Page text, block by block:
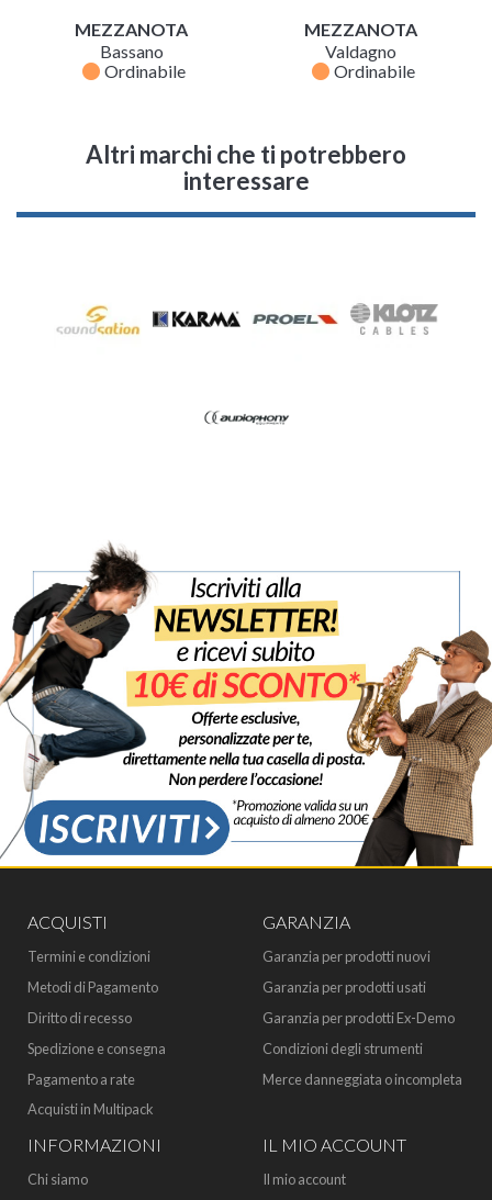
MEZZANOTA
Bassano
fiber_manual_record Ordinabile
MEZZANOTA
Valdagno
fiber_manual_record Ordinabile
Altri marchi che ti potrebbero
interessare
ACQUISTI
Termini e condizioni
Metodi di Pagamento
Diritto di recesso
Spedizione e consegna
Pagamento a rate
Acquisti in Multipack
GARANZIA
Garanzia per prodotti nuovi
Garanzia per prodotti usati
Garanzia per prodotti Ex-Demo
Condizioni degli strumenti
Merce danneggiata o incompleta
INFORMAZIONI
Chi siamo
IL MIO ACCOUNT
Il mio account